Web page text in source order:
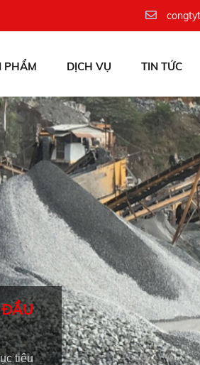
PHẨM DỊCH VỤ TIN TỨC
ĐẦU
tiêu